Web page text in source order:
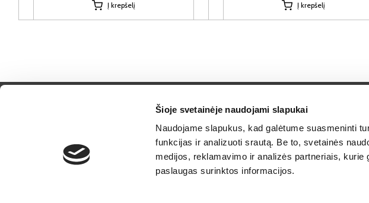
Šioje svetainėje naudojami slapukai
Naudojame slapukus, kad galėtume suasmeninti
funkcijas ir analizuoti srautą. Be to, svetainės
medijos, reklamavimo ir analizės partneriais,
paslaugas surinktos informacijos.
Į krepšelį Į krepšelį
D.U.K.
Garantija / Grąžinimas